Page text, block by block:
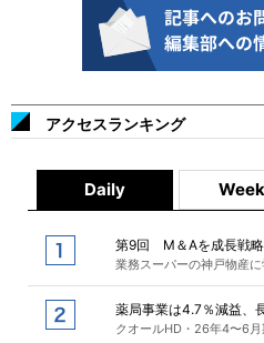
アクセスランキング
Daily
第9回 M＆Aを成長戦略
業務スーパーの神戸物産
薬局事業は4.7％減益、
クオールHD・26年4〜6月